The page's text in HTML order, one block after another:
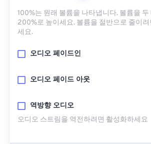
100%는 원래 볼륨을 나타냅니다. 볼륨을 두
200%로 높이세요. 볼륨을 절반으로 줄이
세요.
오디오 페이드인
오디오 페이드 아웃
역방향 오디오
오디오 스트림을 역전하려면 활성화하세요